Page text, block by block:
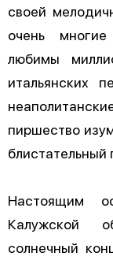
своей
очень
любимы
итальянских
пиршество
блистательный
Настоящим
Калужской
солнечный